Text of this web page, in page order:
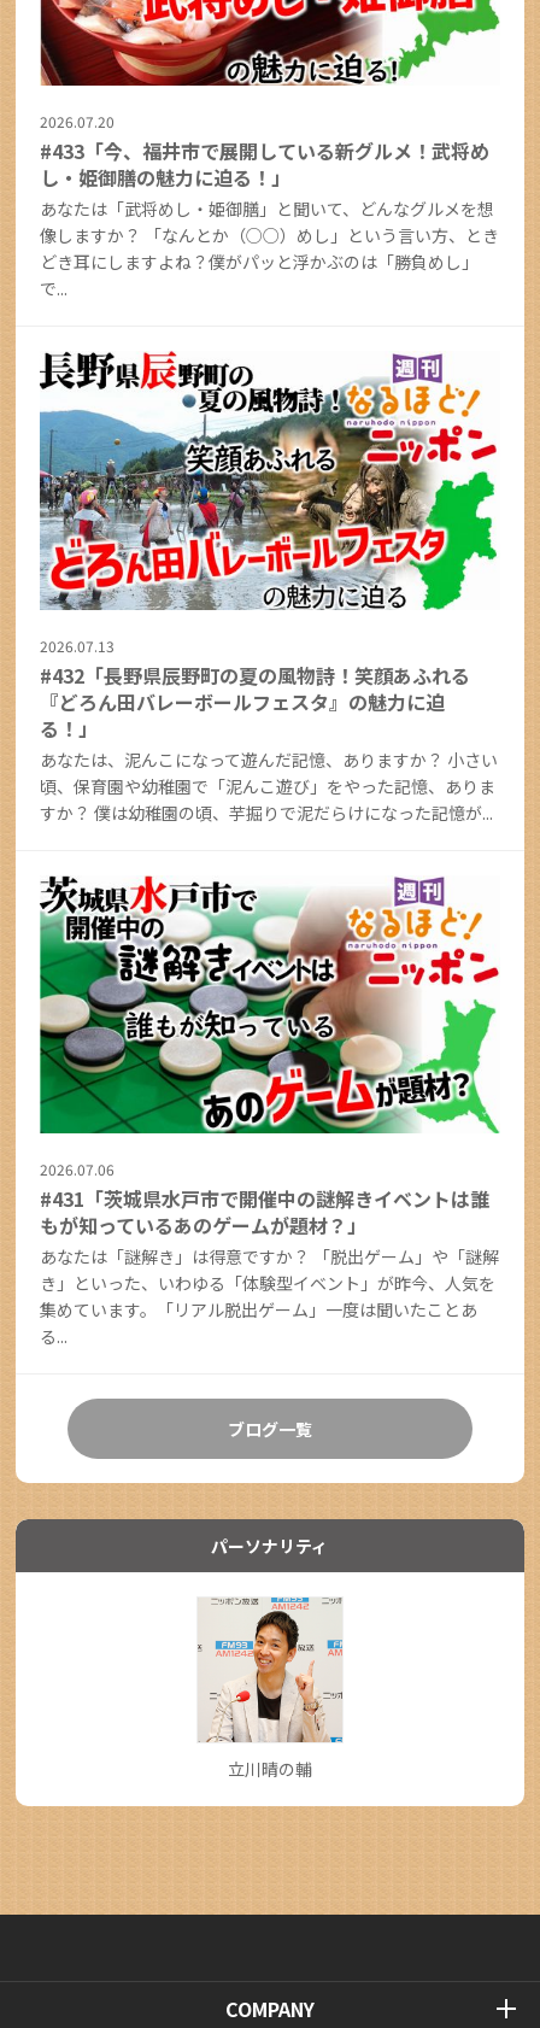
2026.07.20
#433「今、福井市で展開している新グルメ！武将め
し・姫御膳の魅力に迫る！」
あなたは「武将めし・姫御膳」と聞いて、どんなグルメを想
像しますか？ 「なんとか（○○）めし」という言い方、とき
どき耳にしますよね？僕がパッと浮かぶのは「勝負めし」
で...
2026.07.13
#432「長野県辰野町の夏の風物詩！笑顔あふれる
『どろん田バレーボールフェスタ』の魅力に迫
る！」
あなたは、泥んこになって遊んだ記憶、ありますか？ 小さい
頃、保育園や幼稚園で「泥んこ遊び」をやった記憶、ありま
すか？ 僕は幼稚園の頃、芋掘りで泥だらけになった記憶が...
2026.07.06
#431「茨城県水戸市で開催中の謎解きイベントは誰
もが知っているあのゲームが題材？」
あなたは「謎解き」は得意ですか？ 「脱出ゲーム」や「謎解
き」といった、いわゆる「体験型イベント」が昨今、人気を
集めています。「リアル脱出ゲーム」一度は聞いたことあ
る...
ブログ一覧
パーソナリティ
立川晴の輔
COMPANY